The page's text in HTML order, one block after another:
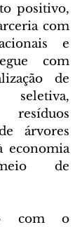
positivo,
com
e
com
de
resíduos
árvores
economia
de
com o